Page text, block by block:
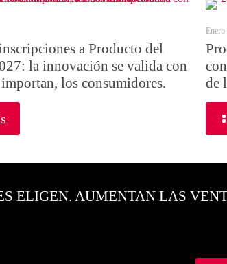
a Producto del
la innovación se valida con
los consumidores.
de
ELIGEN. AUMENTAN LAS